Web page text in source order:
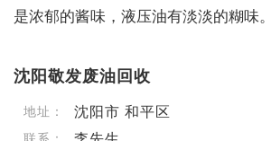
是浓郁的酱味，液压油有淡淡的糊味。
沈阳敬发废油回收
地址： 沈阳市 和平区